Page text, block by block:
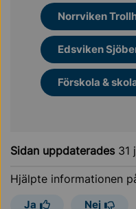
Norrviken
Edsviken
Förskola &
Sidan uppdaterades 31
Hjälpte informationen
Ja Nej